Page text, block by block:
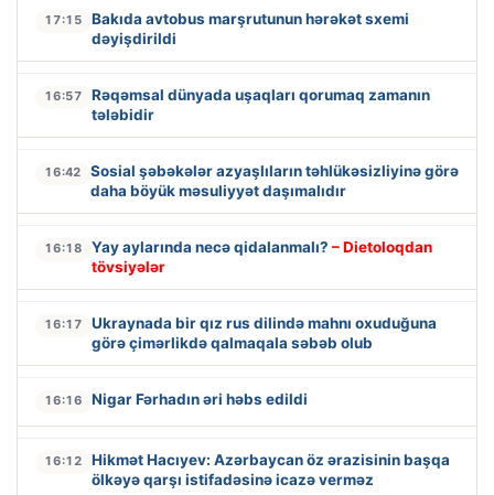
17:15
Bakıda avtobus marşrutunun hərəkət sxemi
dəyişdirildi
16:57
Rəqəmsal dünyada uşaqları qorumaq zamanın
tələbidir
16:42
Sosial şəbəkələr azyaşlıların təhlükəsizliyinə görə
daha böyük məsuliyyət daşımalıdır
16:18 Yay aylarında necə qidalanmalı? – Dietoloqdan
tövsiyələr
16:17
Ukraynada bir qız rus dilində mahnı oxuduğuna
görə çimərlikdə qalmaqala səbəb olub
16:16 Nigar Fərhadın əri həbs edildi
16:12
Hikmət Hacıyev: Azərbaycan öz ərazisinin başqa
ölkəyə qarşı istifadəsinə icazə verməz